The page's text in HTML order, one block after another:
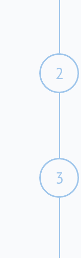
2
3